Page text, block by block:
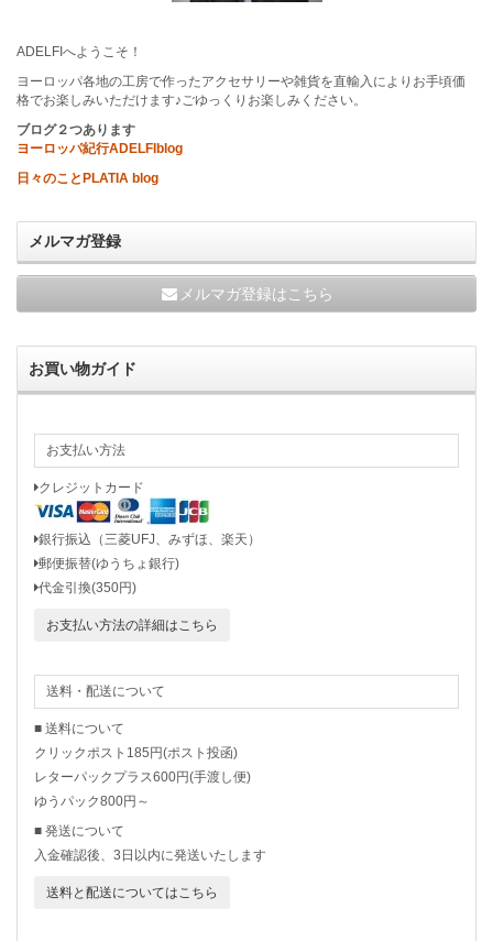
ADELFIへようこそ！
ヨーロッパ各地の工房で作ったアクセサリーや雑貨を直輸入によりお手頃価
格でお楽しみいただけます♪ごゆっくりお楽しみください。
ブログ２つあります
ヨーロッパ紀行ADELFIblog
日々のことPLATIA blog
メルマガ登録
メルマガ登録はこちら
お買い物ガイド
お支払い方法
クレジットカード
銀行振込（三菱UFJ、みずほ、楽天）
郵便振替(ゆうちょ銀行)
代金引換(350円)
お支払い方法の詳細はこちら
送料・配送について
■ 送料について
クリックポスト185円(ポスト投函)
レターパックプラス600円(手渡し便)
ゆうパック800円～
■ 発送について
入金確認後、3日以内に発送いたします
送料と配送についてはこちら